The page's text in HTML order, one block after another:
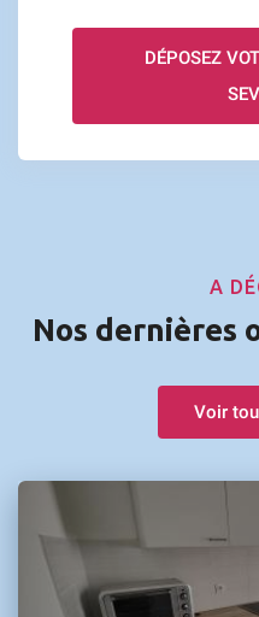
DÉPOSEZ
A
Nos dernières
Voir